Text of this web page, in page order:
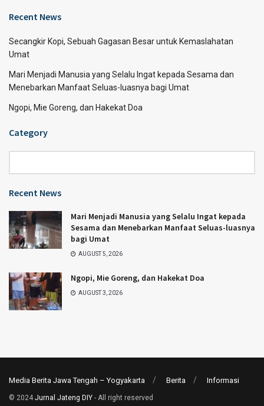
Recent News
Secangkir Kopi, Sebuah Gagasan Besar untuk Kemaslahatan
Umat
Mari Menjadi Manusia yang Selalu Ingat kepada Sesama dan
Menebarkan Manfaat Seluas-luasnya bagi Umat
Ngopi, Mie Goreng, dan Hakekat Doa
Category
Recent News
Mari Menjadi Manusia yang Selalu Ingat kepada
Sesama dan Menebarkan Manfaat Seluas-luasnya
bagi Umat
AUGUST 5, 2026
Ngopi, Mie Goreng, dan Hakekat Doa
AUGUST 3, 2026
Media Berita Jawa Tengah – Yogyakarta Berita Informasi
© 2024 Jurnal Jateng DIY - All right reserved